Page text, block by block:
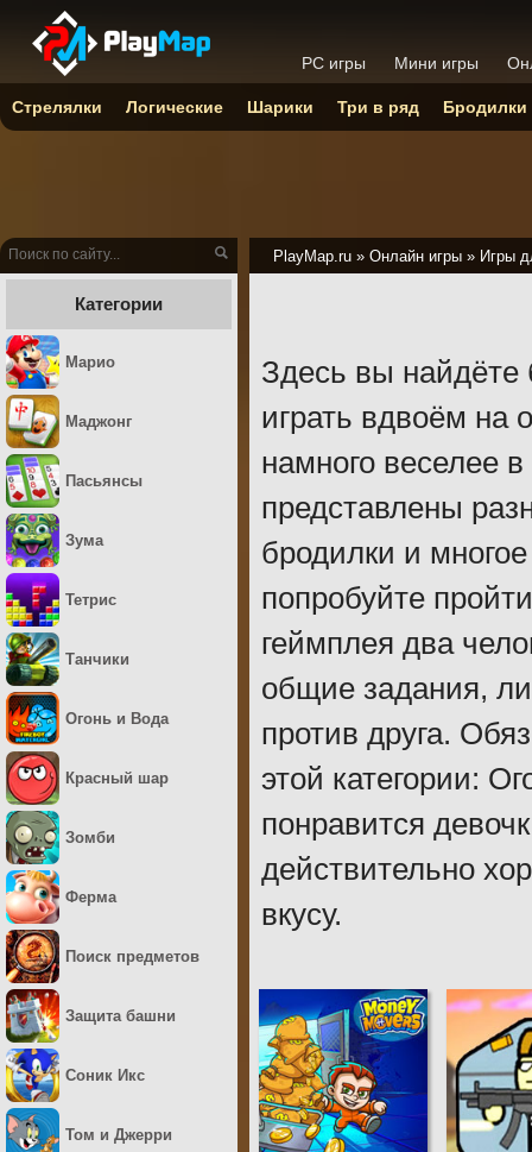
PlayMap.ru » Онлайн игры » Игры
Здесь вы найдёте
играть вдвоём на
намного веселее
представлены
бродилки и
попробуйте
геймплея два
общие задания,
против друга.
этой категории:
понравится
действительно
вкусу.
Категории
Марио
Маджонг
Пасьянсы
Зума
Тетрис
Танчики
Огонь и Вода
Красный шар
Зомби
Ферма
Поиск предметов
Защита башни
Соник Икс
Том и Джерри
PC игры Мини игры
Стрелялки Логические Шарики Три в ряд Бродилки